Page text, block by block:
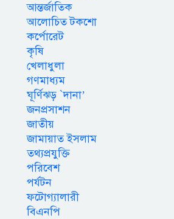
আন্তর্জাতিক
আলোচিত টকশো
কর্পোরেট
কৃষি
খেলাধুলা
গণমাধ্যম
ঘূর্ণিঝড় `দানা’
জনপ্রসাশন
জাতীয়
জামায়াত ইসলাম
তথ্যপ্রযুক্তি
পরিবেশ
পর্যটন
ফটোগ্যালারী
বিএনপি